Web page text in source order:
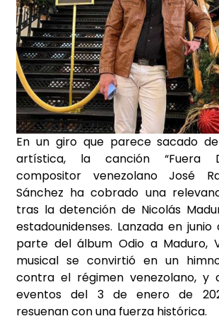
En un giro que parece sacado
artística, la canción “Fuera
compositor venezolano José
Sánchez ha cobrado una
tras la detención de Nicolás
estadounidenses. Lanzada en
parte del álbum Odio a Maduro,
musical se convirtió en un
contra el régimen venezolano, y
eventos del 3 de enero de
resuenan con una fuerza histórica.